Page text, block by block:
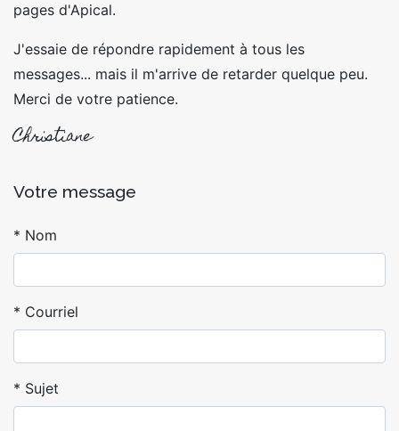
pages d'Apical.
J'essaie de répondre rapidement à tous les
messages... mais il m'arrive de retarder quelque peu.
Merci de votre patience.
Christiane
Votre message
Nom
Courriel
Sujet